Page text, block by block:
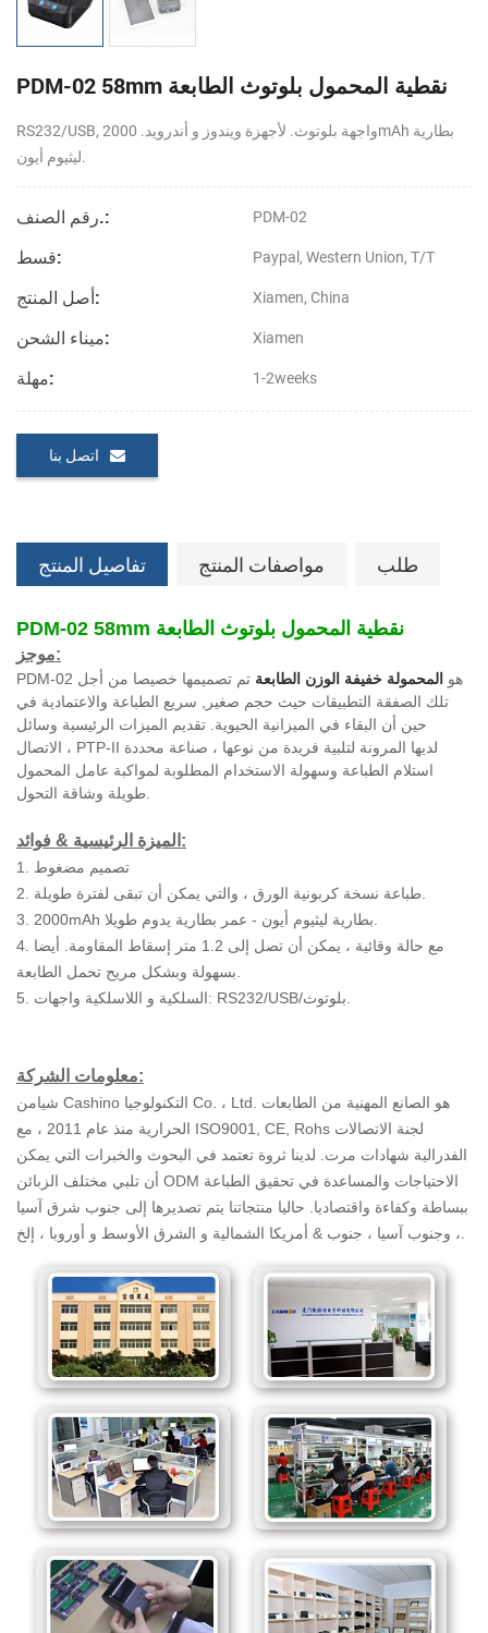
PDM-02 58mm نقطية المحمول بلوتوث الطابعة
RS232/USB, واجهة بلوتوث. لأجهزة ويندوز و أندرويد. 2000mAh بطارية
ليثيوم أيون.
رقم الصنف.: PDM-02
قسط: Paypal, Western Union, T/T
أصل المنتج: Xiamen, China
ميناء الشحن: Xiamen
مهلة: 1-2weeks
اتصل بنا
تفاصيل المنتج مواصفات المنتج طلب
PDM-02 58mm نقطية المحمول بلوتوث الطابعة
موجز:
PDM-02 هو المحمولة خفيفة الوزن الطابعة تم تصميمها خصيصا من أجل
تلك الصفقة التطبيقات حيث حجم صغير, سريع الطباعة والاعتمادية في
حين أن البقاء في الميزانية الحيوية. تقديم الميزات الرئيسية وسائل
الاتصال ، PTP-II لديها المرونة لتلبية فريدة من نوعها ، صناعة محددة
استلام الطباعة وسهولة الاستخدام المطلوبة لمواكبة عامل المحمول
الميزة الرئيسية & فوائد:
1.
تصميم مضغوط
4. مع حالة وقائية ، يمكن أن تصل إلى
معلومات الشركة:
شيامن Cashino التكنولوجيا Co. ، Ltd. هو الصانع المهنية من الطابعات
الحرارية منذ عام 2011 ، مع ISO9001, CE, Rohs لجنة الاتصالات
الفدرالية شهادات مرت. لدينا ثروة تعتمد في البحوث والخبرات التي يمكن
أن تلبي مختلف الزبائن ODM الاحتياجات والمساعدة في تحقيق الطباعة
ببساطة وكفاءة واقتصاديا. حاليا منتجاتنا يتم تصديرها إلى جنوب شرق آسيا